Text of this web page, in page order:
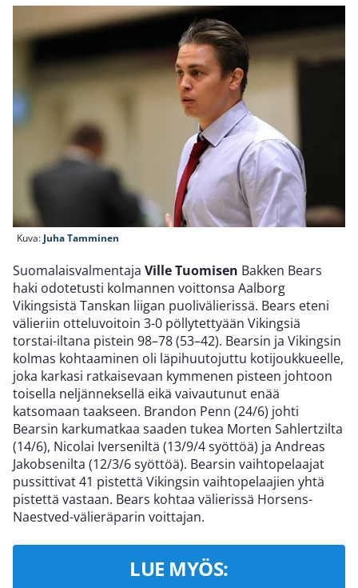
Kuva: Juha Tamminen
Suomalaisvalmentaja Ville Tuomisen Bakken Bears
haki odotetusti kolmannen voittonsa Aalborg
Vikingsistä Tanskan liigan puolivälierissä. Bears eteni
välieriin otteluvoitoin 3-0 pöllytettyään Vikingsiä
torstai-iltana pistein 98–78 (53–42). Bearsin ja Vikingsin
kolmas kohtaaminen oli läpihuutojuttu kotijoukkueelle,
joka karkasi ratkaisevaan kymmenen pisteen johtoon
toisella neljänneksellä eikä vaivautunut enää
katsomaan taakseen. Brandon Penn (24/6) johti
Bearsin karkumatkaa saaden tukea Morten Sahlertzilta
(14/6), Nicolai Iverseniltä (13/9/4 syöttöä) ja Andreas
Jakobsenilta (12/3/6 syöttöä). Bearsin vaihtopelaajat
pussittivat 41 pistettä Vikingsin vaihtopelaajien yhtä
pistettä vastaan. Bears kohtaa välierissä Horsens-
Naestved-välieräparin voittajan.
LUE MYÖS: